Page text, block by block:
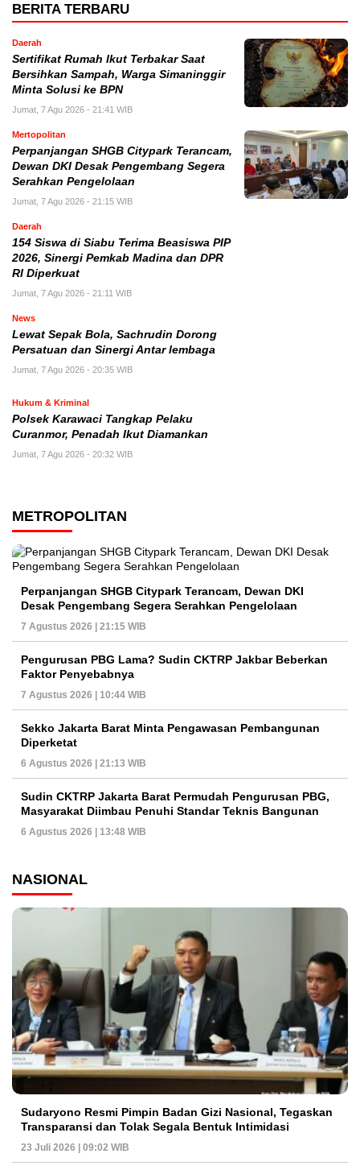
BERITA TERBARU
Daerah
Sertifikat Rumah Ikut Terbakar Saat
Bersihkan Sampah, Warga Simaninggir
Minta Solusi ke BPN
Jumat, 7 Agu 2026 - 21:41 WIB
Mertopolitan
Perpanjangan SHGB Citypark Terancam,
Dewan DKI Desak Pengembang Segera
Serahkan Pengelolaan
Jumat, 7 Agu 2026 - 21:15 WIB
Daerah
154 Siswa di Siabu Terima Beasiswa PIP
2026, Sinergi Pemkab Madina dan DPR
RI Diperkuat
Jumat, 7 Agu 2026 - 21:11 WIB
News
Lewat Sepak Bola, Sachrudin Dorong
Persatuan dan Sinergi Antar lembaga
Jumat, 7 Agu 2026 - 20:35 WIB
Hukum & Kriminal
Polsek Karawaci Tangkap Pelaku
Curanmor, Penadah Ikut Diamankan
Jumat, 7 Agu 2026 - 20:32 WIB
METROPOLITAN
Perpanjangan SHGB Citypark Terancam, Dewan DKI
Desak Pengembang Segera Serahkan Pengelolaan
7 Agustus 2026 | 21:15 WIB
Pengurusan PBG Lama? Sudin CKTRP Jakbar Beberkan
Faktor Penyebabnya
7 Agustus 2026 | 10:44 WIB
Sekko Jakarta Barat Minta Pengawasan Pembangunan
Diperketat
6 Agustus 2026 | 21:13 WIB
Sudin CKTRP Jakarta Barat Permudah Pengurusan PBG,
Masyarakat Diimbau Penuhi Standar Teknis Bangunan
6 Agustus 2026 | 13:48 WIB
NASIONAL
Sudaryono Resmi Pimpin Badan Gizi Nasional, Tegaskan
Transparansi dan Tolak Segala Bentuk Intimidasi
23 Juli 2026 | 09:02 WIB